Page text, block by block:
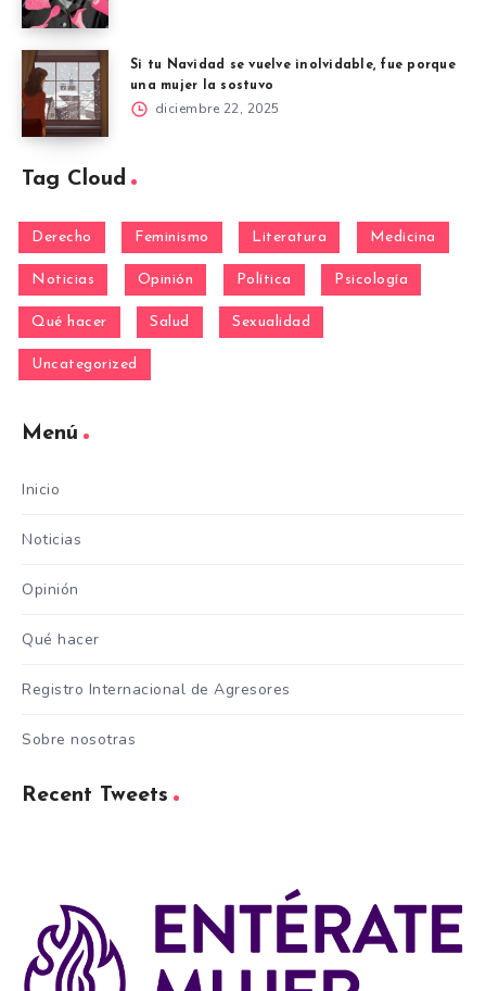
Si tu Navidad se vuelve inolvidable, fue porque
una mujer la sostuvo
diciembre 22, 2025
Tag Cloud
Derecho Feminismo Literatura Medicina
Noticias Opinión Política Psicología
Qué hacer Salud Sexualidad
Uncategorized
Menú
Inicio
Noticias
Opinión
Qué hacer
Registro Internacional de Agresores
Sobre nosotras
Recent Tweets